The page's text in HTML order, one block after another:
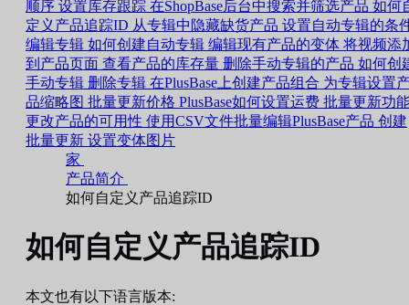
顺序 设置库存跟踪 在ShopBase后台中搜索并筛选产品 如何
定义产品追踪ID 从专辑中隐藏缺货产品 设置自动专辑的条
编辑专辑 如何创建自动专辑 编辑现有产品的变体 将视频添
到产品页面 查看产品的库存量 删除手动专辑的产品 如何创
手动专辑 删除专辑 在PlusBase上创建产品组合 为专辑设置
品缩略图 批量更新价格 PlusBase如何设置运费 批量更新功
更改产品的可用性 使用CSV文件批量编辑PlusBase产品 创建
批量更新 设置变体图片
家
产品简介
如何自定义产品追踪ID
如何自定义产品追踪ID
本文也有以下语言版本: